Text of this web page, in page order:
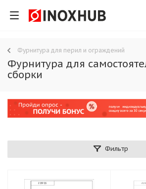
Фурнитура для перил и ограждений
Фурнитура для
сборки
Фильтр